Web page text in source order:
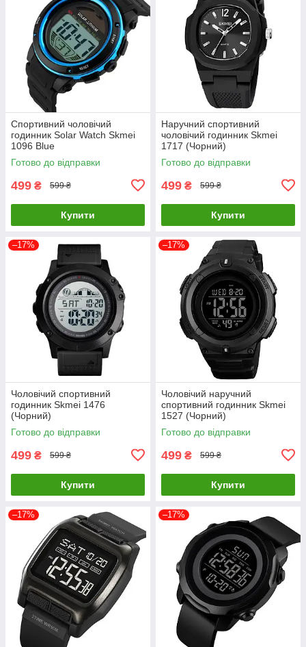
Спортивний чоловічий
годинник Solar Watch Skmei
1096 Blue
Готово до відправки
499 ₴ 599 ₴
Купити
Наручний спортивний
чоловічий годинник Skmei
1717 (Чорний)
Готово до відправки
499 ₴ 599 ₴
Купити
–17%
Чоловічий спортивний
годинник Skmei 1476
(Чорний)
Готово до відправки
499 ₴ 599 ₴
Купити
–17%
Чоловічий наручний
спортивний годинник Skmei
1527 (Чорний)
Готово до відправки
499 ₴ 599 ₴
Купити
–17% –17%